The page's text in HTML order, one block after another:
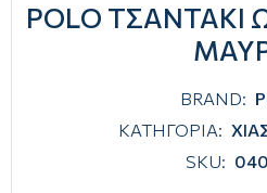
POLO ΤΣΑΝΤΑΚΙ
BRAND:
ΚΑΤΗΓΟΡΙΑ:
SKU: